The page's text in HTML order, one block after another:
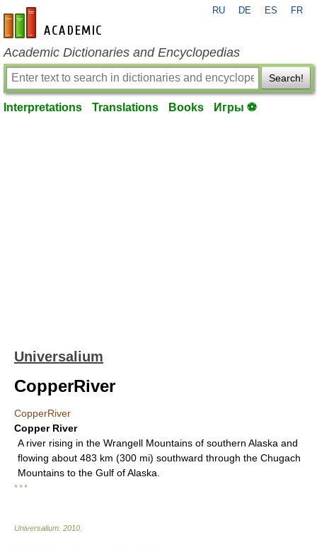
en-academic.com
RU DE ES FR
Academic Dictionaries and Encyclopedias
Search!
Interpretations Translations Books Игры ⚽
Universalium
CopperRiver
CopperRiver
Copper River
A river rising in the Wrangell Mountains of southern Alaska and
flowing about 483 km (300 mi) southward through the Chugach
Mountains to the Gulf of Alaska.
* * *
Universalium 2010